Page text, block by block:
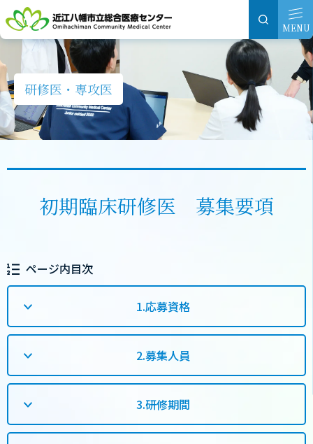
ロ
バ
ル
ナ
ビ
ー
文
ー
ル
ナ
ビ
ゲ
シ
ッ
ー
へ
MENU
研修医・専攻医
初期臨床研修医 募集要項
ページ内目次
1.応募資格
2.募集人員
3.研修期間